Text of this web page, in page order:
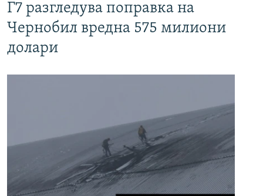
Г7 разгледува поправка на
Чернобил вредна 575 милиони
долари